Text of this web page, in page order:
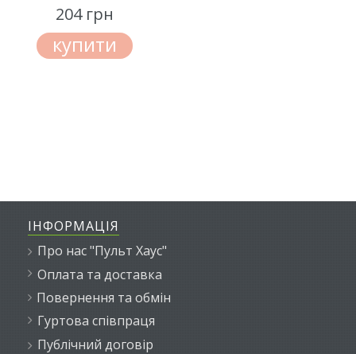
204 грн
купити
ІНФОРМАЦІЯ
Про нас "Пульт Хаус"
Оплата та доставка
Повернення та обмін
Гуртова співпраця
Публічний договір